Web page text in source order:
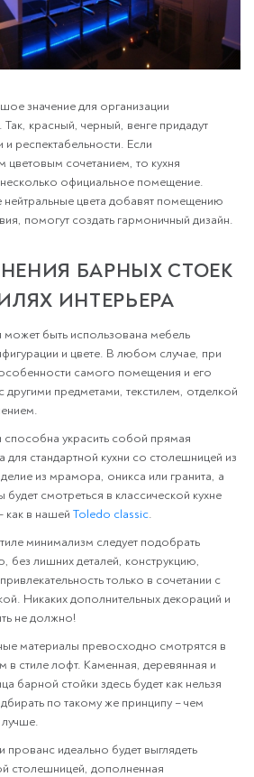
значение для организации
красный, черный, венге придадут
респектабельности. Если
цветовым сочетанием, то кухня
несколько официальное помещение.
цвета добавят помещению
помогут создать гармоничный дизайн.
БАРНЫХ СТОЕК
ИНТЕРЬЕРА
быть использована мебель
и цвете. В любом случае, при
самого помещения и его
другими предметами, текстилем, отделкой
способна украсить собой прямая
для стандартной кухни со столешницей из
из мрамора, оникса или гранита, а
смотреться в классической кухне
в нашей Toledo classic.
минимализм следует подобрать
без лишних деталей, конструкцию,
только в сочетании с
Никаких дополнительных декораций и
не должно!
материалы превосходно смотрятся в
стиле лофт. Каменная, деревянная и
барной стойки здесь будет как нельзя
по такому же принципу – чем
лучше.
прованс идеально будет выглядеть
столешницей, дополненная